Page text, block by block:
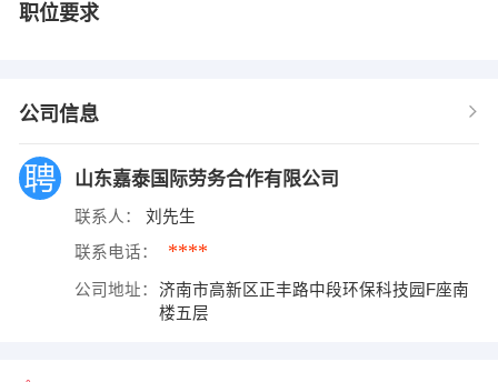
职位要求
公司信息
山东嘉泰国际劳务合作有限公司
联系人： 刘先生
联系电话： ****
公司地址：
济南市高新区正丰路中段环保科技园F座南
楼五层